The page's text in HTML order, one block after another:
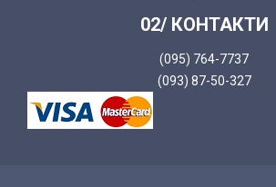
02/ КОНТАКТИ
(095) 764-7737
(093) 87-50-327